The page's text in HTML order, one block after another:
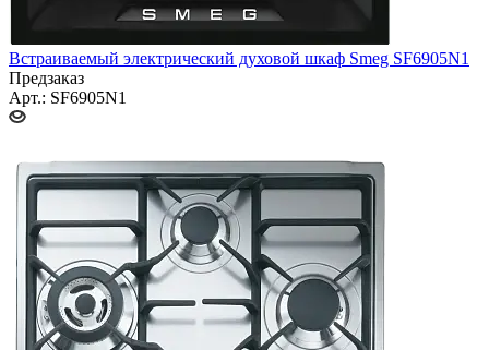
Встраиваемый электрический духовой шкаф Smeg SF6905N1
Предзаказ
Арт.: SF6905N1